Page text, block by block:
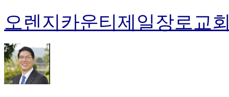
오렌지카운티제일장로교